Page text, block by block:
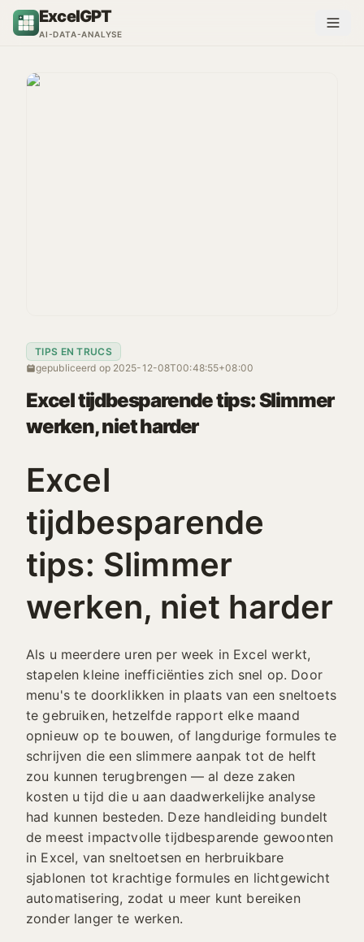
Naar inhoud gaan
ExcelGPT
AI-DATA-ANALYSE
TIPS EN TRUCS
gepubliceerd op 2025-12-08T00:48:55+08:00
Excel tijdbesparende tips: Slimmer
werken, niet harder
Excel
tijdbesparende
tips: Slimmer
werken, niet harder
Als u meerdere uren per week in Excel werkt,
stapelen kleine inefficiënties zich snel op. Door
menu's te doorklikken in plaats van een sneltoets
te gebruiken, hetzelfde rapport elke maand
opnieuw op te bouwen, of langdurige formules te
schrijven die een slimmere aanpak tot de helft
zou kunnen terugbrengen — al deze zaken
kosten u tijd die u aan daadwerkelijke analyse
had kunnen besteden. Deze handleiding bundelt
de meest impactvolle tijdbesparende gewoonten
in Excel, van sneltoetsen en herbruikbare
sjablonen tot krachtige formules en lichtgewicht
automatisering, zodat u meer kunt bereiken
zonder langer te werken.